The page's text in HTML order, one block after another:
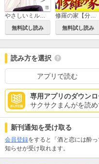
やさしいミルク【電子単行本】
無料試し読み
修羅の家【分冊版】
無料試し読み
読み方を選択
アプリで読む
専用アプリのダウン
サクサクまんがを読め
新刊通知を受け取る
会員登録をすると「酒と恋には酔
知らせが受け取れます。